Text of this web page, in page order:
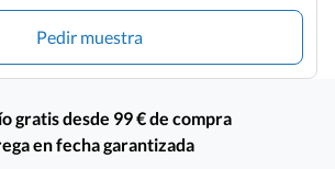
Pedir muestra
gratis desde 99 € de compra
en fecha garantizada